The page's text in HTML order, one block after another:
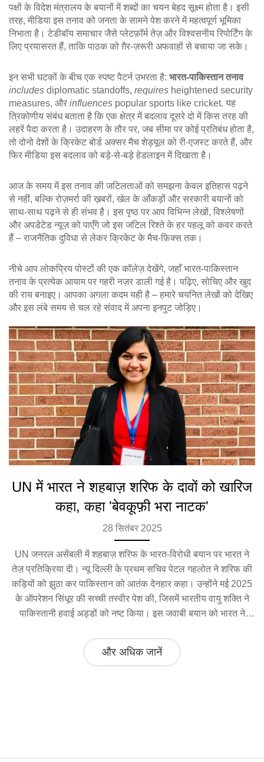
पक्षों के विदेश मंत्रालय के बयानों में शब्दों का चयन बेहद सूक्ष्म होता है। इसी
तरह, मीडिया इस तनाव को जनता के सामने पेश करने में महत्वपूर्ण भूमिका
निभाता है। टेडीबॉय समाचार जैसे प्लेटफ़ॉर्म तेज़ और विश्वसनीय रिपोर्टिंग के
लिए प्रयासरत हैं, ताकि पाठक को ग़ैर‑ज़रूरी अफवाहों से बचाया जा सके।
इन सभी घटकों के बीच एक स्पष्ट पैटर्न उभरता है: भारत‑पाकिस्तान तनाव
includes diplomatic standoffs, requires heightened security
measures, और influences popular sports like cricket. यह
त्रिकोणीय संबंध बताता है कि एक क्षेत्र में बदलाव दूसरे दो में किस तरह की
लहरें पैदा करता है। उदाहरण के तौर पर, जब सीमा पर कोई प्रतिबंध होता है,
तो दोनो देशों के क्रिकेट बोर्ड अक्सर मैच शेड्यूल को री‑एजस्ट करते हैं, और
फिर मीडिया इस बदलाव को बड़े‑से‑बड़े हेडलाइन में दिखाता है।
आज के समय में इस तनाव की जटिलताओं को समझना केवल इतिहास पढ़ने
से नहीं, बल्कि रोज़मर्रा की ख़बरों, खेल के आँकड़ों और सरकारी बयानों को
साथ‑साथ पढ़ने से ही संभव है। इस पृष्ठ पर आप विभिन्न लेखों, विश्लेषणों
और अपडेटेड न्यूज़ को पाएँगे जो इस जटिल रिश्ते के हर पहलू को कवर करते
हैं – राजनैतिक दुविधा से लेकर क्रिकेट के मैच‑फ़िक्स तक।
नीचे आप लोकप्रिय पोस्टों की एक कॉलेज़ देखेंगे, जहाँ भारत‑पाकिस्तान
तनाव के प्रत्येक आयाम पर गहरी नज़र डाली गई है। पढ़िए, सोचिए और खुद
की राय बनाइए। आपका अगला कदम यही है – हमारे चयनित लेखों को देखिए
और इस लंबे समय से चल रहे संवाद में अपना इनपुट जोड़िए।
UN में भारत ने शहबाज़ शरिफ के दावों को खारिज
कहा, कहा 'बेवकूफ़ी भरा नाटक'
28 सितंबर 2025
UN जनरल असेंबली में शहबाज़ शरिफ के भारत‑विरोधी बयान पर भारत ने
तेज़ प्रतिक्रिया दी। न्यू दिल्ली के प्रथम सचिव पेटल गहलोत ने शरिफ की
कड़ियों को झुठा कर पाकिस्तान को आतंक देनहार कहा। उन्होंने मई 2025
के ऑपरेशन सिंधूर की सच्ची तस्वीर पेश की, जिसमें भारतीय वायु शक्ति ने
पाकिस्तानी हवाई अड्डों को नष्ट किया। इस जवाबी बयान को भारत ने
और अधिक जानें